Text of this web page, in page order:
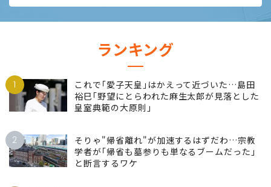
ランキング
1
これで｢愛子天皇｣はかえって近づいた…島田
裕巳｢野望にとらわれた麻生太郎が見落とした
皇室典範の大原則｣
2
そりゃ"帰省離れ"が加速するはずだわ…宗教
学者が｢帰省も墓参りも単なるブームだった｣
と断言するワケ